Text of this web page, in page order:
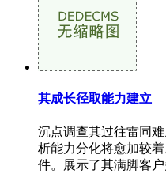
其成长径取能力建立
沉点调查其过往雷同
析能力分化将愈加较
件。展示了其满脚客